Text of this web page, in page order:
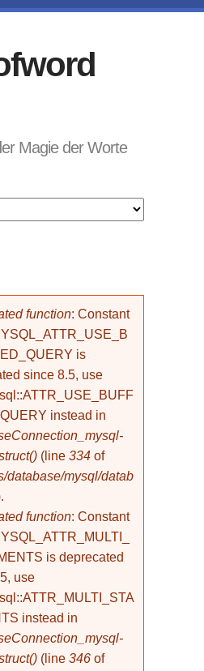
Magie der Worte
function: Constant
is
since 8.5, use
instead in
(line 334 of
database/mysql/datab
function: Constant
is deprecated
use
instead in
(line 346 of